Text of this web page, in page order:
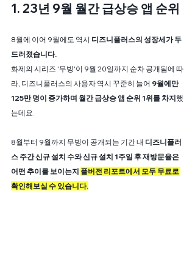
1. 23년 9월 월간 급상승 앱 순위
8월에 이어 9월에도 역시 디즈니플러스의 성장세가 두
드러졌습니다.
화제의 시리즈 '무빙'이 9월 20일까지 순차 공개됨에 따
라, 디즈니플러스의 사용자 역시 꾸준히 늘어 9월에만
125만 명이 증가하며 월간 급상승 앱 순위 1위를 차지했
는데요.
8월부터 9월까지 무빙이 공개되는 기간 내 디즈니플러
스 주간 신규 설치 수와 신규 설치 1주일 후 재방문율은
어떤 추이를 보이는지 풀버전 리포트에서 모두 무료로
확인해보실 수 있습니다.